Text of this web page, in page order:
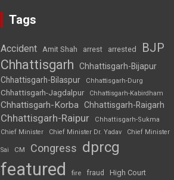
Tags
Accident Amit Shah arrest arrested BJP
Chhattisgarh
Chhattisgarh-Bijapur
Chhattisgarh-Bilaspur
Chhattisgarh-Durg
Chhattisgarh-Jagdalpur Chhattisgarh-Kabirdham
Chhattisgarh-Korba Chhattisgarh-Raigarh
Chhattisgarh-Raipur
Chhattisgarh-Sukma
Chief Minister
Chief Minister Dr. Yadav Chief Minister
Sai CM Congress dprcg
featured fire fraud High Court